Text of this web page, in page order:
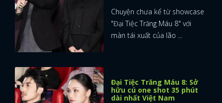
Chuyện chưa kể từ showcase
"Đại Tiệc Trăng Máu 8" với
màn tái xuất của lão ...
Đại Tiệc Trăng Máu 8: Sở
hữu cú one shot 35 phút
dài nhất Việt Nam